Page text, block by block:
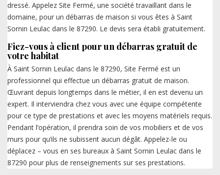
dressé. Appelez Site Fermé, une société travaillant dans le
domaine, pour un débarras de maison si vous êtes à Saint
Sornin Leulac dans le 87290. Le devis sera établi gratuitement.
Fiez-vous à client pour un débarras gratuit de
votre habitat
À Saint Sornin Leulac dans le 87290, Site Fermé est un
professionnel qui effectue un débarras gratuit de maison.
Œuvrant depuis longtemps dans le métier, il en est devenu un
expert. Il interviendra chez vous avec une équipe compétente
pour ce type de prestations et avec les moyens matériels requis.
Pendant l’opération, il prendra soin de vos mobiliers et de vos
murs pour qu’ils ne subissent aucun dégât. Appelez-le ou
déplacez – vous en ses bureaux à Saint Sornin Leulac dans le
87290 pour plus de renseignements sur ses prestations.